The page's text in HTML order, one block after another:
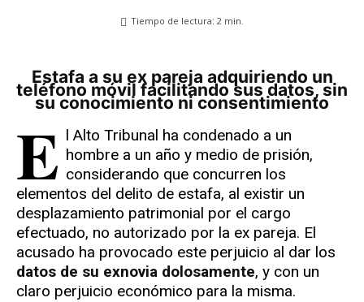
Tiempo de lectura: 2 min.
Estafa a su ex pareja adquiriendo un
teléfono móvil facilitando sus datos, sin
su conocimiento ni consentimiento
E l Alto Tribunal ha condenado a un
hombre a un año y medio de prisión,
considerando que concurren los
elementos del delito de estafa, al existir un
desplazamiento patrimonial por el cargo
efectuado, no autorizado por la ex pareja. El
acusado ha provocado este perjuicio al dar los
datos de su exnovia dolosamente, y con un
claro perjuicio económico para la misma.